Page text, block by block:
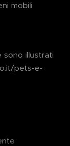
mobili
sono illustrati
pets-e-